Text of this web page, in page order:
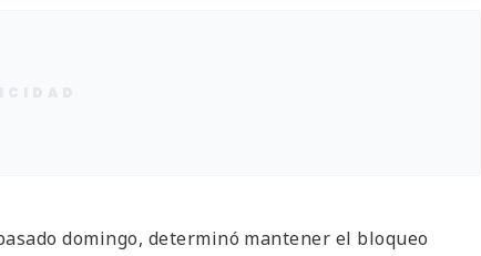
domingo, determinó mantener el bloqueo